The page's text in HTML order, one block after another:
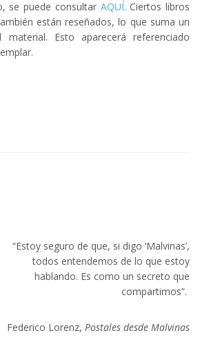
se puede consultar AQUÍ. Ciertos libros
están reseñados, lo que suma un
Esto aparecerá referenciado
“Estoy seguro de que, si digo ‘Malvinas’,
todos entendemos de lo que estoy
hablando. Es como un secreto que
compartimos”.
Federico Lorenz, Postales desde Malvinas